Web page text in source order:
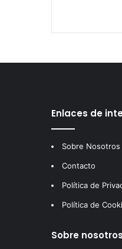
Enlaces de
Sobre Nosotros
Contacto
Política de
Política de
Sobre nosotros